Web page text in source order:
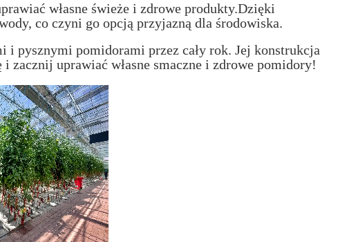
własne świeże i zdrowe produkty.Dzięki
co czyni go opcją przyjazną dla środowiska.
i pysznymi pomidorami przez cały rok. Jej konstrukcja
zacznij uprawiać własne smaczne i zdrowe pomidory!